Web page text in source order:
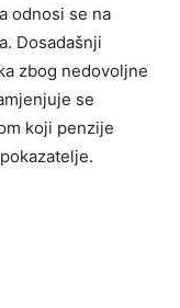
odnosi se na
Dosadašnji
zbog nedovoljne
se
koji penzije